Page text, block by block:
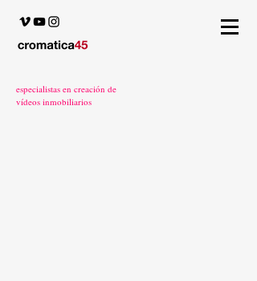
especialistas en creación de
vídeos inmobiliarios